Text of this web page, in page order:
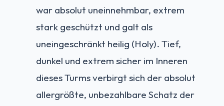
war absolut uneinnehmbar, extrem
stark geschützt und galt als
uneingeschränkt heilig (Holy). Tief,
dunkel und extrem sicher im Inneren
dieses Turms verbirgt sich der absolut
allergrößte, unbezahlbare Schatz der